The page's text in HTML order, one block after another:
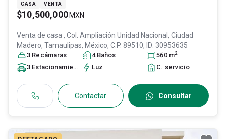
CASA VENTA
$10,500,000 MXN
Venta de casa , Col. Ampliación Unidad Nacional, Ciudad
Madero, Tamaulipas, México, C.P. 89510, ID: 30953635
3 Recámaras 4 Baños 560 m2
3 Estacionamiento s Luz C. servicio
Contactar Consultar